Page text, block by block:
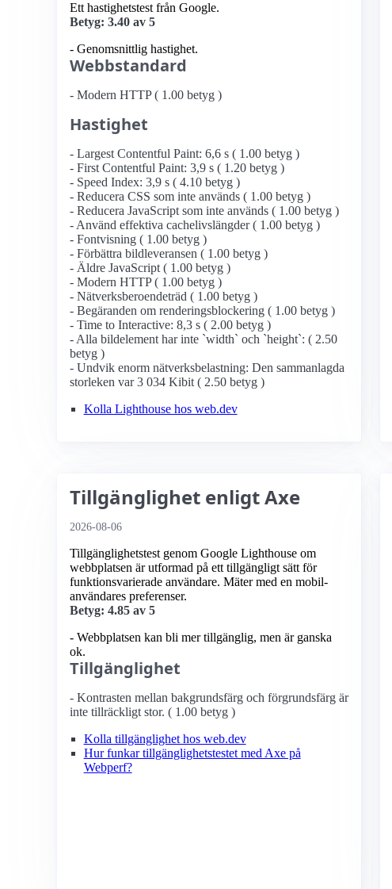
Ett hastighetstest från Google.
Betyg: 3.40 av 5
- Genomsnittlig hastighet.
Webbstandard
- Modern HTTP ( 1.00 betyg )
Hastighet
- Largest Contentful Paint: 6,6 s ( 1.00 betyg )
- First Contentful Paint: 3,9 s ( 1.20 betyg )
- Speed Index: 3,9 s ( 4.10 betyg )
- Reducera CSS som inte används ( 1.00 betyg )
- Reducera JavaScript som inte används ( 1.00 betyg )
- Använd effektiva cachelivslängder ( 1.00 betyg )
- Fontvisning ( 1.00 betyg )
- Förbättra bildleveransen ( 1.00 betyg )
- Äldre JavaScript ( 1.00 betyg )
- Modern HTTP ( 1.00 betyg )
- Nätverksberoendeträd ( 1.00 betyg )
- Begäranden om renderingsblockering ( 1.00 betyg )
- Time to Interactive: 8,3 s ( 2.00 betyg )
- Alla bildelement har inte `width` och `height`: ( 2.50
betyg )
- Undvik enorm nätverksbelastning: Den sammanlagda
storleken var 3 034 Kibit ( 2.50 betyg )
Kolla Lighthouse hos web.dev
Tillgänglighet enligt Axe
2026-08-06
Tillgänglighetstest genom Google Lighthouse om
webbplatsen är utformad på ett tillgängligt sätt för
funktionsvarierade användare. Mäter med en mobil­
användares preferenser.
Betyg: 4.85 av 5
- Webbplatsen kan bli mer tillgänglig, men är ganska
ok.
Tillgänglighet
- Kontrasten mellan bakgrundsfärg och förgrundsfärg är
inte tillräckligt stor. ( 1.00 betyg )
Kolla tillgänglighet hos web.dev
Hur funkar tillgänglighetstestet med Axe på
Webperf?